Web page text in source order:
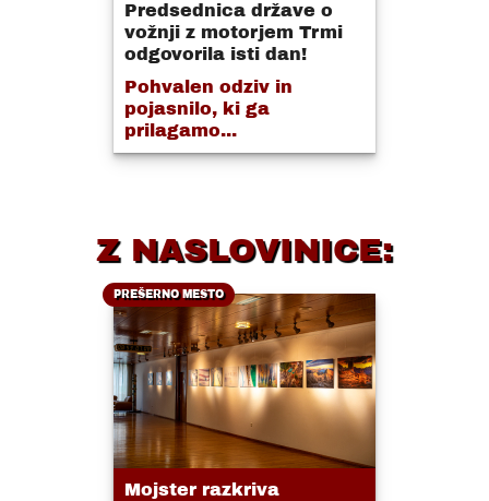
Predsednica države o
vožnji z motorjem Trmi
odgovorila isti dan!
Pohvalen odziv in
pojasnilo, ki ga
prilagamo...
Z NASLOVINICE:
PREŠERNO MESTO
Mojster razkriva